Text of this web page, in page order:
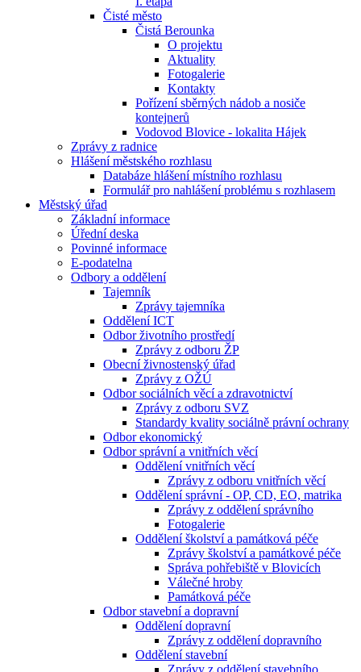
Čisté město
Čistá Berounka
O projektu
Aktuality
Fotogalerie
Kontakty
Pořízení sběrných nádob a nosiče
kontejnerů
Vodovod Blovice - lokalita Hájek
Zprávy z radnice
Hlášení městského rozhlasu
Databáze hlášení místního rozhlasu
Formulář pro nahlášení problému s rozhlasem
Městský úřad
Základní informace
Úřední deska
Povinné informace
E-podatelna
Odbory a oddělení
Tajemník
Zprávy tajemníka
Oddělení ICT
Odbor životního prostředí
Zprávy z odboru ŽP
Obecní živnostenský úřad
Zprávy z OŽÚ
Odbor sociálních věcí a zdravotnictví
Zprávy z odboru SVZ
Standardy kvality sociálně právní ochrany
Odbor ekonomický
Odbor správní a vnitřních věcí
Oddělení vnitřních věcí
Zprávy z odboru vnitřních věcí
Oddělení správní - OP, CD, EO, matrika
Zprávy z oddělení správního
Fotogalerie
Oddělení školství a památková péče
Zprávy školství a památkové péče
Správa pohřebiště v Blovicích
Válečné hroby
Památková péče
Odbor stavební a dopravní
Oddělení dopravní
Zprávy z oddělení dopravního
Oddělení stavební
Zprávy z oddělení stavebního